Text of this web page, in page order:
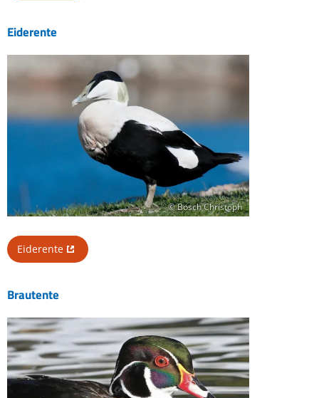
Eiderente
© Bosch Christoph
Eiderente
Brautente